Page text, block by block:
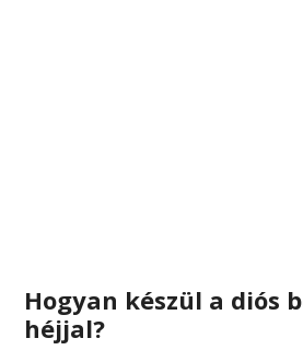
Hogyan készül a diós
héjjal?